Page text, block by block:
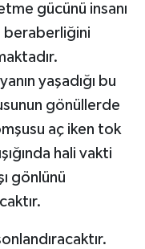
gücünü insanı
beraberliğini
yaşadığı bu
gönüllerde
aç iken tok
hali vakti
gönlünü